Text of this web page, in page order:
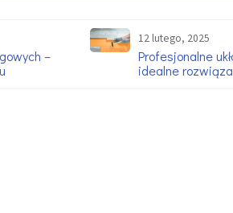
–
12 lutego, 2025
Profesjonalne
idealne